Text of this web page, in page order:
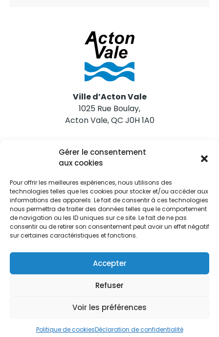
Gérer le consentement
aux cookies
Pour offrir les meilleures expériences, nous utilisons des
technologies telles que les cookies pour stocker et/ou accéder aux
informations des appareils. Le fait de consentir à ces technologies
nous permettra de traiter des données telles que le comportement
de navigation ou les ID uniques sur ce site. Le fait de ne pas
consentir ou de retirer son consentement peut avoir un effet négatif
sur certaines caractéristiques et fonctions.
Accepter
Refuser
Voir les préférences
Politique de cookiesDéclaration de confidentialité
Ville d’Acton Vale
1025 Rue Boulay,
Acton Vale, QC J0H 1A0
Nous joindre
Tél. 450 546-2703
Restez informés
Abonnez-vous aux alertes municipales
Je m'abonne
confidentialité| Politique de cookies